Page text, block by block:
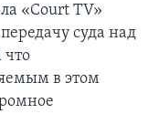
«Court TV»
суда над
что
в этом